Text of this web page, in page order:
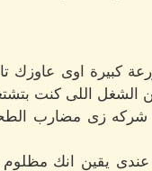
كبيرة اوى عاوزك
اللى كنت
شركه زى مضارب
عندى يقين انك